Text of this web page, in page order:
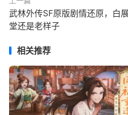
武林外传SF原版剧情还原，白
堂还是老样子
相关推荐